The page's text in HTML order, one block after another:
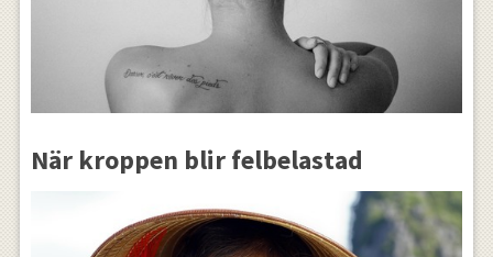
När kroppen blir felbelastad